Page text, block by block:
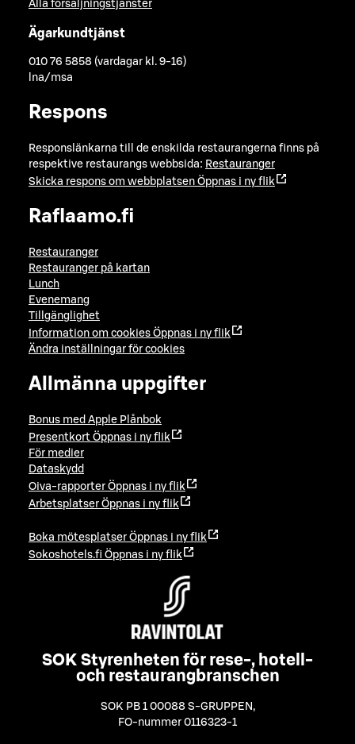
Alla försäljningstjänster
Ägarkundtjänst
010 76 5858 (vardagar kl. 9-16)
lna/msa
Respons
Responslänkarna till de enskilda restaurangerna finns på
respektive restaurangs webbsida: Restauranger
Skicka respons om webbplatsen Öppnas i ny flik
Raflaamo.fi
Restauranger
Restauranger på kartan
Lunch
Evenemang
Tillgänglighet
Information om cookies Öppnas i ny flik
Ändra inställningar för cookies
Allmänna uppgifter
Bonus med Apple Plånbok
Presentkort Öppnas i ny flik
För medier
Dataskydd
Oiva-rapporter Öppnas i ny flik
Arbetsplatser Öppnas i ny flik
Boka mötesplatser Öppnas i ny flik
Sokoshotels.fi Öppnas i ny flik
SOK Styrenheten för rese-, hotell-
och restaurangbranschen
SOK PB 1 00088 S-GRUPPEN ,
FO-nummer 0116323-1